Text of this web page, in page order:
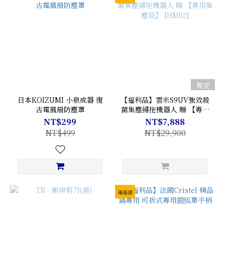
日本KOIZUMI 小泉成器 復
古電風扇防塵罩
NT$299
NT$499
售完
【福利品】雲米S9UV強效殺
菌集塵掃拖機器人 贈 【專用
集塵袋】 [HM02]
NT$7,888
NT$29,900
僅箱損